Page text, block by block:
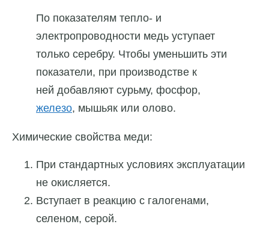
По показателям тепло- и
электропроводности медь уступает
только серебру. Чтобы уменьшить эти
показатели, при производстве к
ней добавляют сурьму, фосфор,
железо, мышьяк или олово.
Химические свойства меди:
При стандартных условиях эксплуатации
не окисляется.
Вступает в реакцию с галогенами,
селеном, серой.